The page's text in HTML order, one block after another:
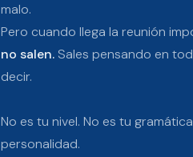
malo.
Pero cuando llega la reunión
no salen. Sales pensando en
decir.
No es tu nivel. No es tu
personalidad.